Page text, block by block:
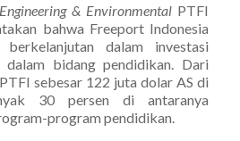
& Environmental PTFI
bahwa Freeport Indonesia
dalam investasi
dalam bidang pendidikan. Dari
sebesar 122 juta dolar AS di
30 persen di antaranya
program pendidikan.